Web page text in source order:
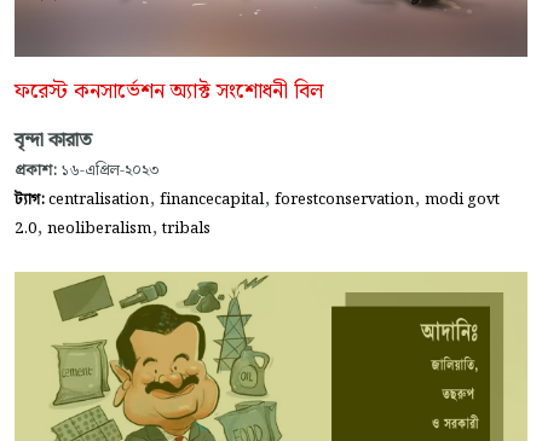
ফরেস্ট কনসার্ভেশন অ্যাক্ট সংশোধনী বিল
বৃন্দা কারাত
প্রকাশ: ১৬-এপ্রিল-২০২৩
ট্যাগ:centralisation, financecapital, forestconservation, modi govt
2.0, neoliberalism,tribals